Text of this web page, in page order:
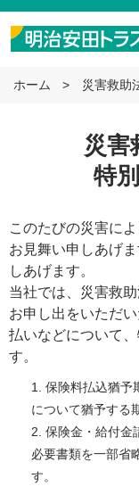
ホーム 災害救助
災害
特
このたびの災害に
お見舞い申しあげ
しあげます。
当社では、災害救
お申し出をいただ
払いなどについて
す。
1. 保険料払込猶
について猶予する
2. 保険金・給付
必要書類を一部省
す。